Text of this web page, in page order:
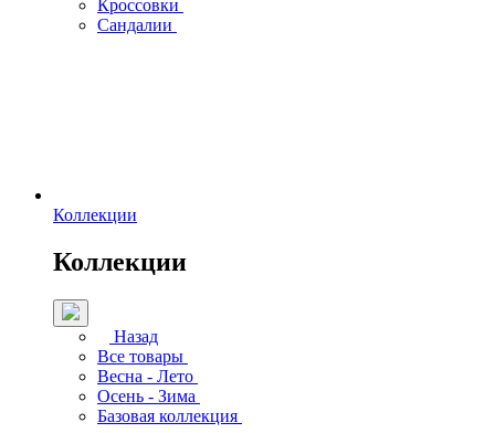
Кроссовки
Сандалии
Коллекции
Коллекции
Назад
Все товары
Весна - Лето
Осень - Зима
Базовая коллекция